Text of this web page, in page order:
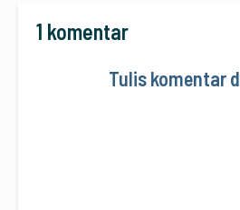
1 komentar
Tulis komentar